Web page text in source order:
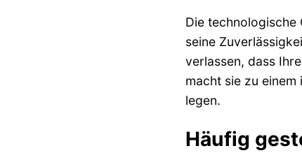
Die technologische
seine
verlassen, dass
macht sie zu
legen.
Häufig